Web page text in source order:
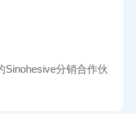
分销合作伙